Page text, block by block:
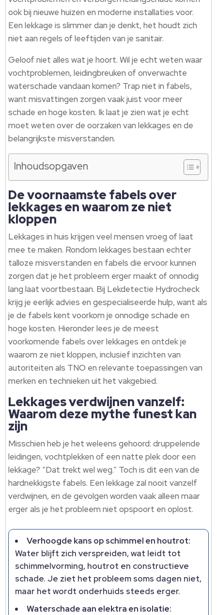
ook bij nieuwe huizen en moderne installaties voor.
Een lekkage is slimmer dan je denkt, het houdt zich
niet aan regels of leeftijden van je sanitair.
Geloof niet alles wat je hoort. Wil je echt weten waar
vochtproblemen, leidingbreuken of onverwachte
waterschade vandaan komen? Trap niet in fabels,
want misvattingen zorgen vaak juist voor meer
schade en hoge kosten. Ik laat je zien wat je echt
moet weten over de oorzaken van lekkages en de
belangrijkste misverstanden.
Inhoudsopgaven
De voornaamste fabels over
lekkages en waarom ze niet
kloppen
Lekkages in huis krijgen veel mensen vroeg of laat
mee te maken. Rondom lekkages bestaan echter
talloze misverstanden en fabels die ervoor kunnen
zorgen dat je het probleem erger maakt of onnodig
lang laat voortbestaan. Bij Lekdetectie Hydrocheck
krijg je eerlijk advies en gespecialiseerde hulp, want als
je de fabels kent voorkom je onnodige schade en
hoge kosten. Hieronder lees je de meest
voorkomende fabels over lekkages en ontdek je
waarom ze niet kloppen, inclusief inzichten van
autoriteiten als TNO en relevante toepassingen van
merken en technieken uit het vakgebied.
Lekkages verdwijnen vanzelf:
Waarom deze mythe funest kan
zijn
Misschien heb je het weleens gehoord: druppelende
leidingen, vochtplekken of een natte plek door een
lekkage? “Dat trekt wel weg.” Toch is dit een van de
hardnekkigste fabels. Een lekkage zal nooit vanzelf
verdwijnen, en de gevolgen worden vaak alleen maar
erger als je het probleem niet opspoort en oplost.
Verhoogde kans op schimmel en houtrot:
Water blijft zich verspreiden, wat leidt tot
schimmelvorming, houtrot en constructieve
schade. Je ziet het probleem soms dagen niet,
maar het wordt onderhuids steeds erger.
Waterschade aan elektra en isolatie: